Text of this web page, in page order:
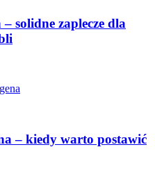
solidne zaplecze dla
– kiedy warto postawić